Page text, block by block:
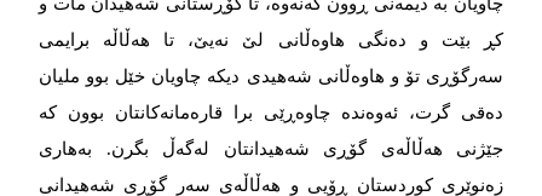
کڕ بێت و دەنگی هاوەڵانی لێ نەیێ، تا هەڵاڵە برایمی
سەرگۆڕی تۆ و هاوەڵانی شەهیدی دیکە چاویان خێل بوو ملیان
دەقی گرت، ئەوەندە چاوەڕێی برا قارەمانەکانتان بوون کە
جێژنی هەڵاڵەی گۆڕی شەهیدانتان لەگەڵ بگرن. بەهاری
زەنوێری کوردستان ڕۆیی و هەڵاڵەی سەر گۆڕی شەهیدانی